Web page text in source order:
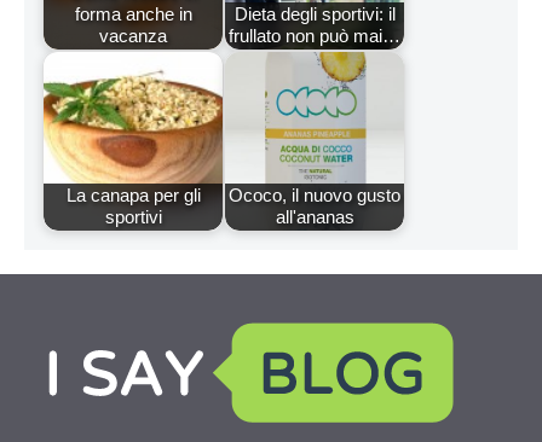
forma anche in
vacanza
Dieta degli sportivi: il
frullato non può mai…
La canapa per gli
sportivi
Ococo, il nuovo gusto
all'ananas